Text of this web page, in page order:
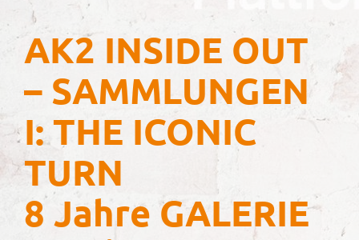
AK2 INSIDE OUT
– SAMMLUNGEN
I: THE ICONIC
TURN
8 Jahre GALERIE